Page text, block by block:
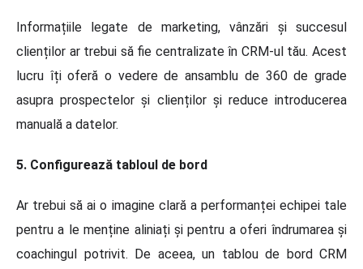
Informațiile legate de marketing, vânzări și succesul
clienților ar trebui să fie centralizate în CRM-ul tău. Acest
lucru îți oferă o vedere de ansamblu de 360 de grade
asupra prospectelor și clienților și reduce introducerea
manuală a datelor.
5. Configurează tabloul de bord
Ar trebui să ai o imagine clară a performanței echipei tale
pentru a le menține aliniați și pentru a oferi îndrumarea și
coachingul potrivit. De aceea, un tablou de bord CRM